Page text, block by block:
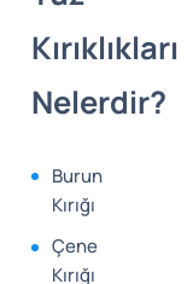
Kırıklıkları
Nelerdir?
Burun
Kırığı
Çene
Kırığı